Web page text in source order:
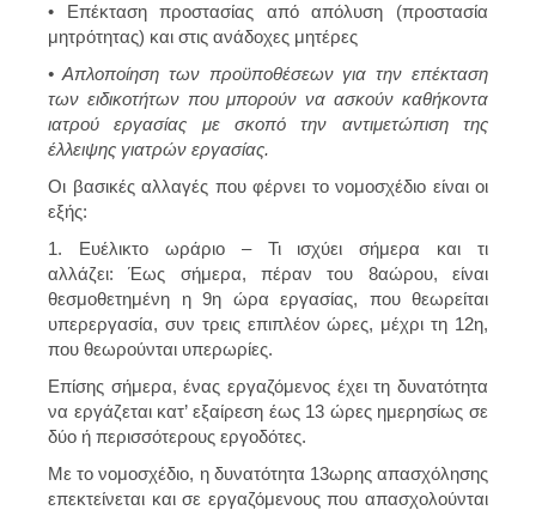
• Επέκταση προστασίας από απόλυση (προστασία
μητρότητας) και στις ανάδοχες μητέρες
• Απλοποίηση των προϋποθέσεων για την επέκταση
των ειδικοτήτων που μπορούν να ασκούν καθήκοντα
ιατρού εργασίας με σκοπό την αντιμετώπιση της
έλλειψης γιατρών εργασίας.
Οι βασικές αλλαγές που φέρνει το νομοσχέδιο είναι οι
εξής:
1. Ευέλικτο ωράριο– Τι ισχύει σήμερα και τι
αλλάζει: Έως σήμερα, πέραν του 8αώρου, είναι
θεσμοθετημένη η 9η ώρα εργασίας, που θεωρείται
υπερεργασία, συν τρεις επιπλέον ώρες, μέχρι τη 12η,
που θεωρούνται υπερωρίες.
Επίσης σήμερα, ένας εργαζόμενος έχει τη δυνατότητα
να εργάζεται κατ’ εξαίρεση έως 13 ώρες ημερησίως σε
δύο ή περισσότερους εργοδότες.
Με το νομοσχέδιο, η δυνατότητα 13ωρης απασχόλησης
επεκτείνεται και σε εργαζόμενους που απασχολούνται